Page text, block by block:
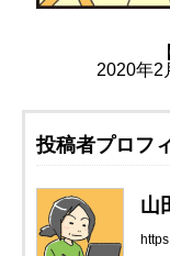
2020年2
投稿者プロフ
山